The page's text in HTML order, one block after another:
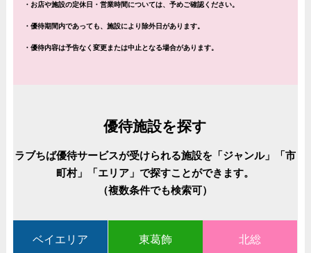
・お店や施設の定休日・営業時間については、予めご確認ください。
・優待期間内であっても、施設により除外日があります。
・優待内容は予告なく変更または中止となる場合があります。
優待施設を探す
ラブちば優待サービスが受けられる施設を「ジャンル」「市
町村」「エリア」で探すことができます。
（複数条件でも検索可）
ベイエリア 東葛飾 北総